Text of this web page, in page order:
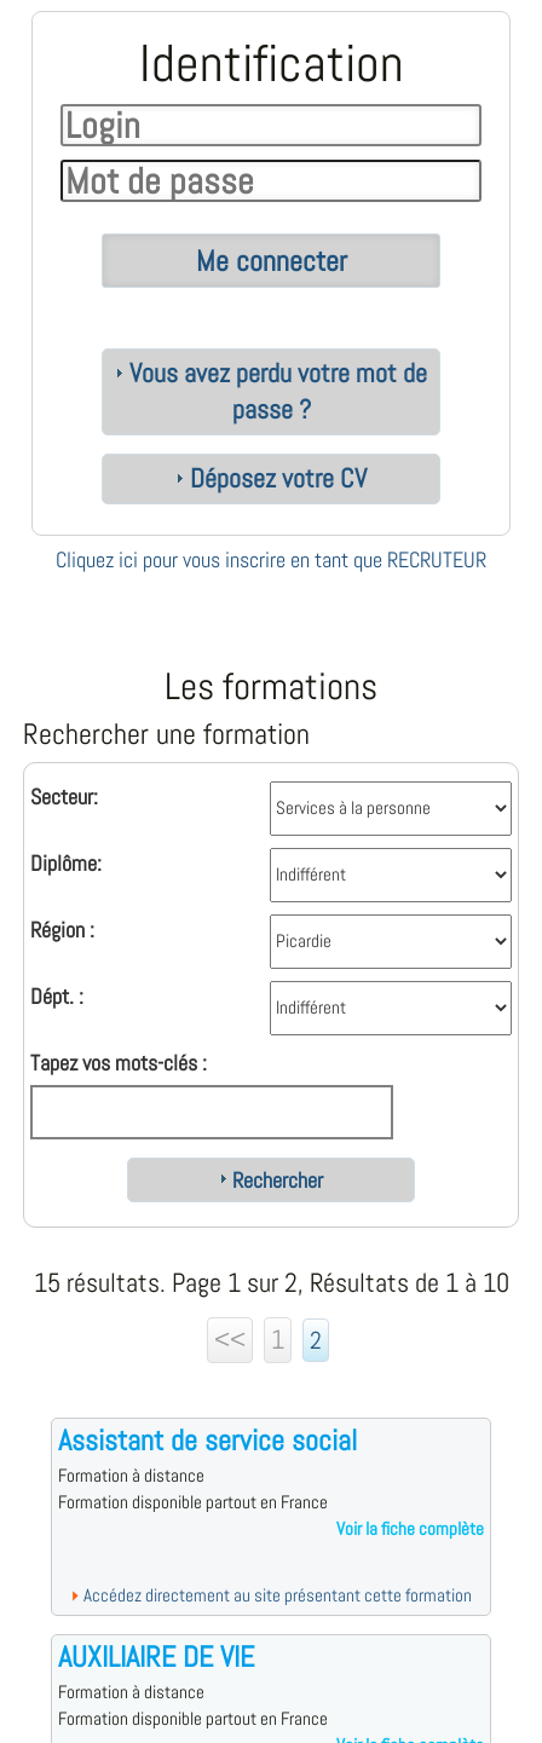
Identification
Vous avez perdu votre mot de
passe ?
Déposez votre CV
Cliquez ici pour vous inscrire en tant que RECRUTEUR
Les formations
Rechercher une formation
Secteur:
Diplôme:
Région :
Dépt. :
Tapez vos mots-clés :
Rechercher
15 résultats. Page 1 sur 2, Résultats de 1 à 10
<<
1 2
Assistant de service social
Formation à distance
Formation disponible partout en France
Voir la fiche complète
Accédez directement au site présentant cette formation
AUXILIAIRE DE VIE
Formation à distance
Formation disponible partout en France